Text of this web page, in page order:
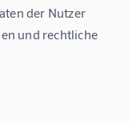
der Nutzer
und rechtliche